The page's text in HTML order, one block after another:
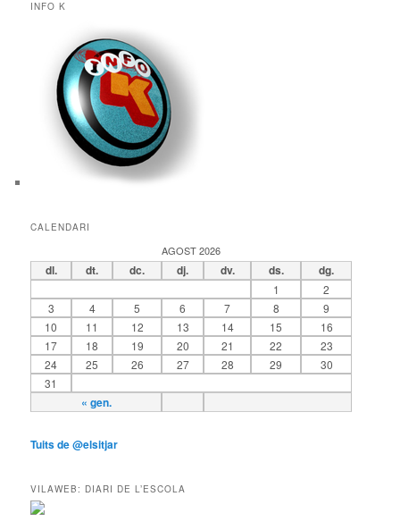
INFO K
CALENDARI
AGOST 2026
dl. dt. dc. dj. dv. ds. dg.
« gen.
1
2
3
4 5 6 7 8
9
10
11 12 13 14 15
16
17
18 19 20 21 22
23
24
25 26 27 28 29
30
31
Tuits de @elsitjar
VILAWEB: DIARI DE L’ESCOLA